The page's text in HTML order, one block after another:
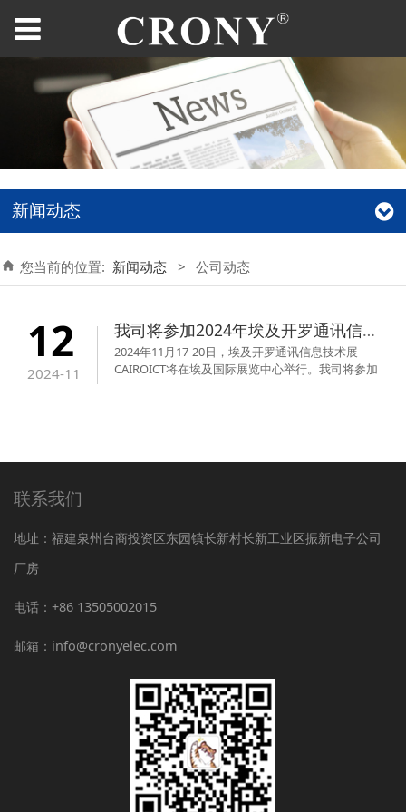
新闻动态
您当前的位置: 新闻动态 > 公司动态
12
2024-11
我司将参加2024年埃及开罗通讯信息技术展
2024年11月17-20日，埃及开罗通讯信息技术展
CAIROICT将在埃及国际展览中心举行。我司将参加
联系我们
地址：福建泉州台商投资区东园镇长新村长新工业区振新电子公司
厂房
电话：+86 13505002015
邮箱：info@cronyelec.com